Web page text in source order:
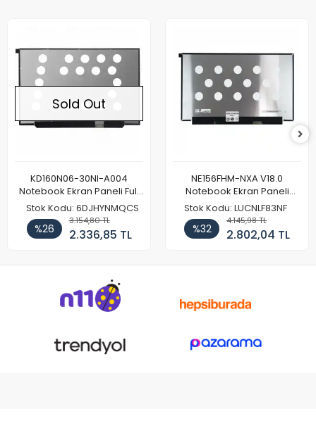
Sold Out
KD160N06-30NI-A004
Notebook Ekran Paneli Full
HD
Stok Kodu: 6DJHYNMQCS
%26
3.154,80 TL
2.336,85 TL
NE156FHM-NXA V18.0
Notebook Ekran Paneli
144Hz
Stok Kodu: LUCNLF83NF
%32
4.145,98 TL
2.802,04 TL